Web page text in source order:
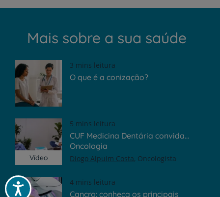
Acessibilidade
Mais sobre a sua saúde
3 mins leitura
O que é a conização?
Vídeo
5 mins leitura
CUF Medicina Dentária convida...
Oncologia
Diogo Alpuim Costa Oncologista
4 mins leitura
Cancro: conheça os principais